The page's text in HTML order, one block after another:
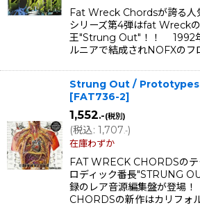
Fat Wreck Chordsが誇る人
シリーズ第4弾はfat Wreck
王"Strung Out"！！ 1992
ルニアで結成されNOFXのフ
Strung Out /
[FAT736-2]
1,552.-(税別)
(税込: 1,707.-)
在庫わずか
FAT WRECK CHORDSのテ
ロディック番長"STRUNG
録のレア音源編集盤が登場
CHORDSの新作はカリフォ